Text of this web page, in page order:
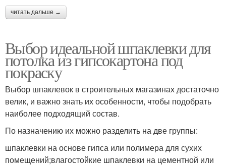
читать дальше →
Выбор идеальной шпаклевки для
потолка из гипсокартона под
покраску
Выбор шпаклевок в строительных магазинах достаточно
велик, и важно знать их особенности, чтобы подобрать
наиболее подходящий состав.
По назначению их можно разделить на две группы:
шпаклевки на основе гипса или полимера для сухих
помещений;влагостойкие шпаклевки на цементной или